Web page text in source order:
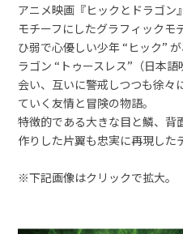
アニメ映画『ヒックとドラゴ
モチーフにしたグラフィックモ
ひ弱で心優しい少年 “ヒック”
ラゴン “トゥースレス”（日本
会い、互いに警戒しつつも徐々
ていく友情と冒険の物語。
特徴的である大きな目と鱗、
作りした片翼も忠実に再現した
※下記画像はクリックで拡大。